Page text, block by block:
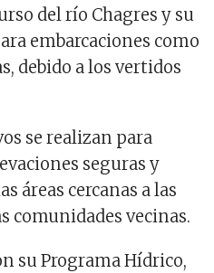
del río Chagres y su
embarcaciones como
debido a los vertidos
se realizan para
seguras y
áreas cercanas a las
comunidades vecinas.
su Programa Hídrico,